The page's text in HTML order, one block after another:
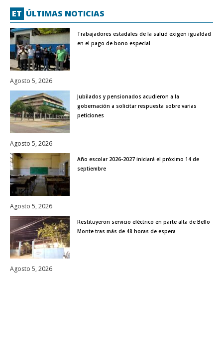
ET ÚLTIMAS NOTICIAS
Trabajadores estadales de la salud exigen igualdad
en el pago de bono especial
Agosto 5, 2026
Jubilados y pensionados acudieron a la
gobernación a solicitar respuesta sobre varias
peticiones
Agosto 5, 2026
Año escolar 2026-2027 iniciará el próximo 14 de
septiembre
Agosto 5, 2026
Restituyeron servicio eléctrico en parte alta de Bello
Monte tras más de 48 horas de espera
Agosto 5, 2026